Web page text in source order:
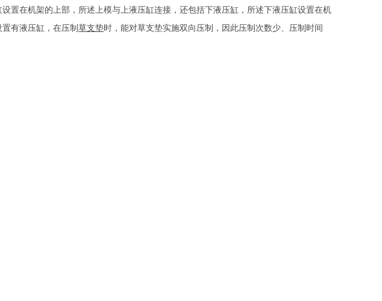
置在机架的上部，所述上模与上液压缸连接，还包括下液压缸，所述下液压缸设置在机
有液压缸，在压制 草支垫时，能对草支垫实施双向压制，因此压制次数少、压制时间